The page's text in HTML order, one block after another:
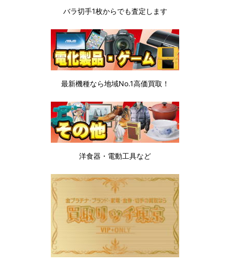
バラ切手1枚からでも査定します
最新機種なら地域No.1高価買取！
洋食器・電動工具など